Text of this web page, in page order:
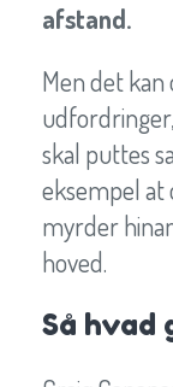
afstand.
Men det
skal puttes
eksempel
myrder
hoved.
Så hvad